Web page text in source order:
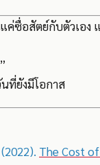
ค่ซื่อสัตย์กับตัวเอ
ที่ยังมีโอกาส
The Cost